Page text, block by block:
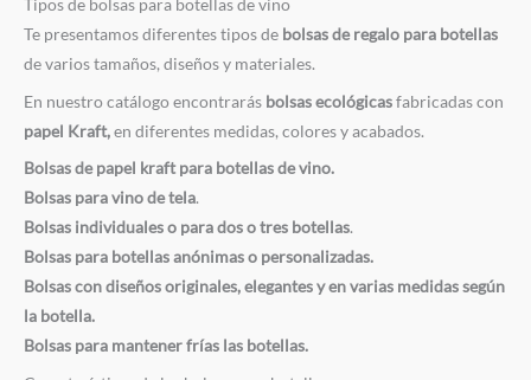
Te presentamos diferentes tipos de bolsas de regalo para botellas
de varios tamaños, diseños y materiales.
En nuestro catálogo encontrarás bolsas ecológicasfabricadas con
papel Kraft,en diferentes medidas, colores y acabados.
Bolsas de papel kraft para botellas de vino.
Bolsas para vino de tela.
Bolsas individuales o para dos o tres botellas.
Bolsas para botellas anónimas o personalizadas.
Bolsas con diseños originales, elegantes y en varias medidas según
la botella.
Bolsas para mantener frías las botellas.